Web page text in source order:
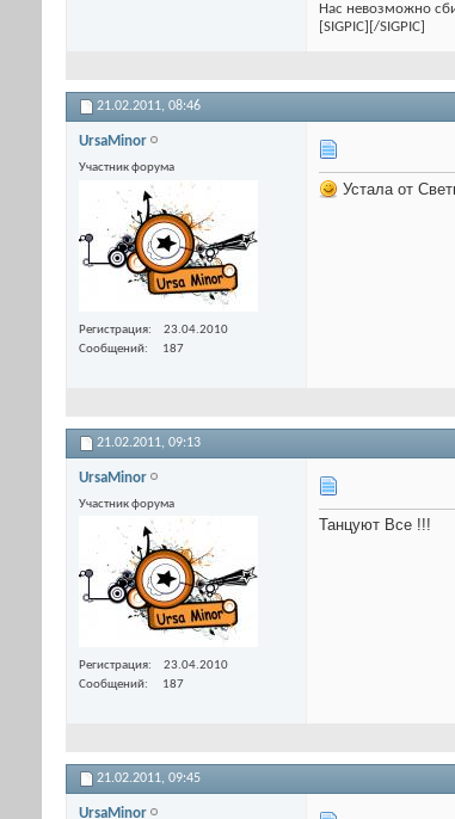
Нас невозможно
[SIGPIC][/SIGPIC]
21.02.2011, 08:46
UrsaMinor
Участник форума
Регистрация
23.04.2010
Сообщений
187
Устала от
21.02.2011, 09:13
UrsaMinor
Участник форума
Регистрация
23.04.2010
Сообщений
187
Танцуют Все !!!
21.02.2011, 09:45
UrsaMinor